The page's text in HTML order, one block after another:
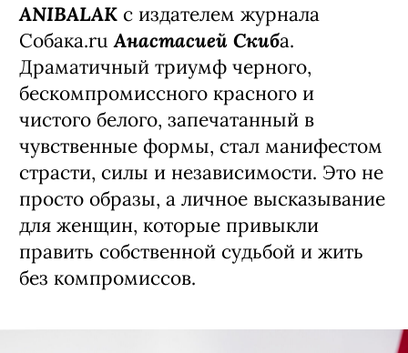
ANIBALAK с издателем журнала
Собака.ru Анастасией Скиба.
Драматичный триумф черного,
бескомпромиссного красного и
чистого белого, запечатанный в
чувственные формы, стал манифестом
страсти, силы и независимости. Это не
просто образы, а личное высказывание
для женщин, которые привыкли
править собственной судьбой и жить
без компромиссов.